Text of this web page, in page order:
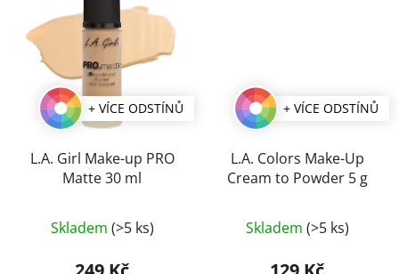
+ VÍCE ODSTÍNŮ
L.A. Girl Make-up PRO
Matte 30 ml
hodnocení
produktu
Skladem (>5 ks)
+ VÍCE ODSTÍNŮ
L.A. Colors Make-Up
Cream to Powder 5 g
hodnocení
produktu
Skladem (>5 ks)